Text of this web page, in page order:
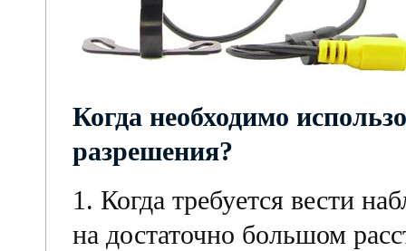
Когда необходимо
разрешения?
1. Когда требуется вести
на достаточно большом